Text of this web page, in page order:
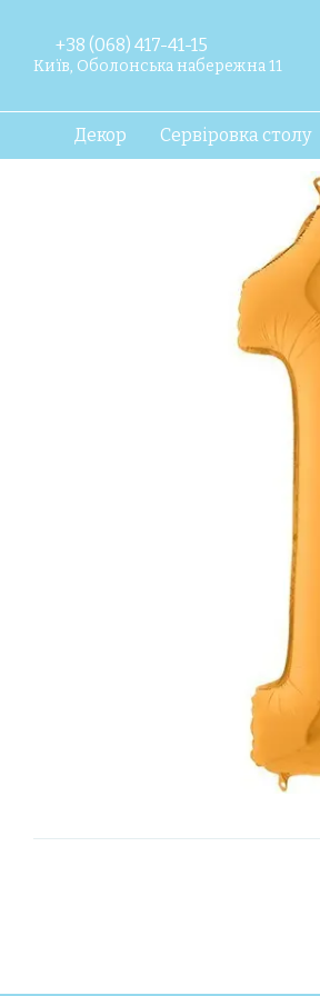
+38 (068) 417-41-15
Київ, Оболонська набережна 11
Декор Сервіровка столу